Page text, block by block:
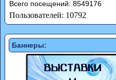
Всего посещений: 8549176
Пользователей: 10792
Баннеры: